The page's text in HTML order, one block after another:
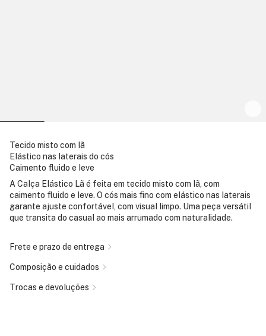
Tecido misto com lã
Elástico nas laterais do cós
Caimento fluido e leve
A Calça Elástico Lã é feita em tecido misto com lã, com
caimento fluido e leve. O cós mais fino com elástico nas laterais
garante ajuste confortável, com visual limpo. Uma peça versátil
que transita do casual ao mais arrumado com naturalidade.
Frete e prazo de entrega
Composição e cuidados
Trocas e devoluções